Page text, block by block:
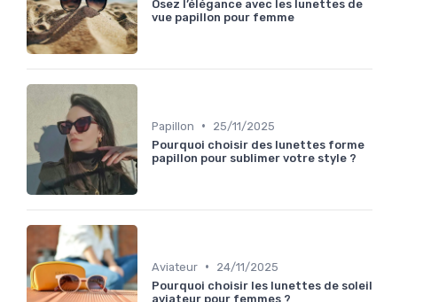
Osez l’élégance avec les lunettes de
vue papillon pour femme
Papillon •
25/11/2025
Pourquoi choisir des lunettes forme
papillon pour sublimer votre style ?
Aviateur •
24/11/2025
Pourquoi choisir les lunettes de soleil
aviateur pour femmes ?